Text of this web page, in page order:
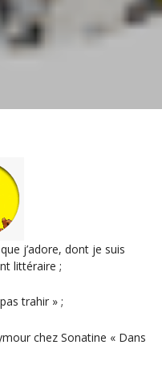
j’adore, dont je suis
littéraire ;
trahir » ;
chez Sonatine « Dans